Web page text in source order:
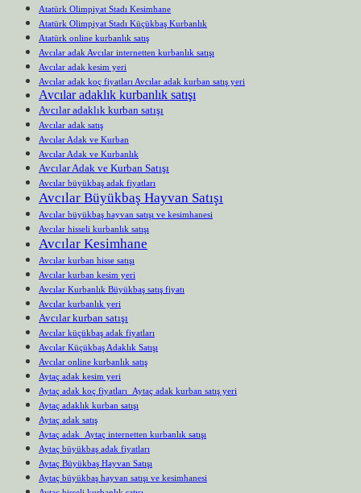
Atatürk Olimpiyat Stadı Kesimhane
Atatürk Olimpiyat Stadı Küçükbaş Kurbanlık
Atatürk online kurbanlık satış
Avcılar adak Avcılar internetten kurbanlık satışı
Avcılar adak kesim yeri
Avcılar adak koç fiyatları Avcılar adak kurban satış yeri
Avcılar adaklık kurbanlık satışı
Avcılar adaklık kurban satışı
Avcılar adak satış
Avcılar Adak ve Kurban
Avcılar Adak ve Kurbanlık
Avcılar Adak ve Kurban Satışı
Avcılar büyükbaş adak fiyatları
Avcılar Büyükbaş Hayvan Satışı
Avcılar büyükbaş hayvan satışı ve kesimhanesi
Avcılar hisseli kurbanlık satışı
Avcılar Kesimhane
Avcılar kurban hisse satışı
Avcılar kurban kesim yeri
Avcılar Kurbanlık Büyükbaş satış fiyatı
Avcılar kurbanlık yeri
Avcılar kurban satışı
Avcılar küçükbaş adak fiyatları
Avcılar Küçükbaş Adaklık Satışı
Avcılar online kurbanlık satış
Aytaç adak kesim yeri
Aytaç adak koç fiyatları Aytaç adak kurban satış yeri
Aytaç adaklık kurban satışı
Aytaç adak satış
Aytaç adak Aytaç internetten kurbanlık satışı
Aytaç büyükbaş adak fiyatları
Aytaç Büyükbaş Hayvan Satışı
Aytaç büyükbaş hayvan satışı ve kesimhanesi